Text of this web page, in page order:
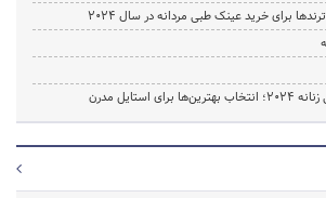
برای خرید عینک طبی مردانه در سال 2024
استایل مدرن